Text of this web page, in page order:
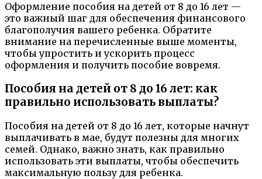
Оформление пособия на детей от 8 до 16 лет —
это важный шаг для обеспечения финансового
благополучия вашего ребенка. Обратите
внимание на перечисленные выше моменты,
чтобы упростить и ускорить процесс
оформления и получить пособие вовремя.
Пособия на детей от 8 до 16 лет: как
правильно использовать выплаты?
Пособия на детей от 8 до 16 лет, которые начнут
выплачивать в мае, будут полезны для многих
семей. Однако, важно знать, как правильно
использовать эти выплаты, чтобы обеспечить
максимальную пользу для ребенка.